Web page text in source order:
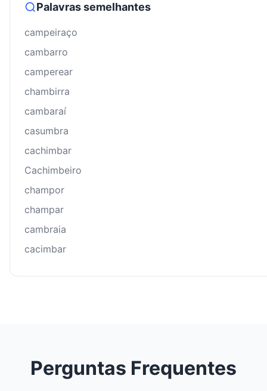
Palavras semelhantes
campeiraço
cambarro
camperear
chambirra
cambaraí
casumbra
cachimbar
Cachimbeiro
champor
champar
cambraia
cacimbar
Perguntas Frequentes